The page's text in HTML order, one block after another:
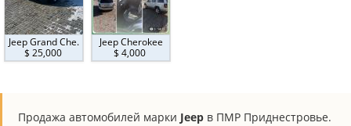
Jeep Grand Che.
$ 25,000
Jeep Cherokee
$ 4,000
Продажа автомобилей марки Jeep в ПМР Приднестровье.